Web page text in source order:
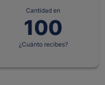
Cantidad en
¿Cuánto recibes?